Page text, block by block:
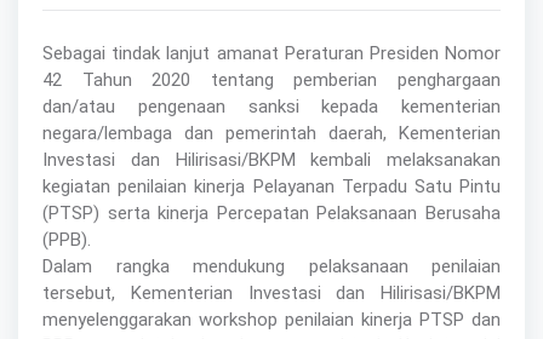
Sebagai tindak lanjut amanat Peraturan Presiden Nomor
42 Tahun 2020 tentang pemberian penghargaan
dan/atau pengenaan sanksi kepada kementerian
negara/lembaga dan pemerintah daerah, Kementerian
Investasi dan Hilirisasi/BKPM kembali melaksanakan
kegiatan penilaian kinerja Pelayanan Terpadu Satu Pintu
(PTSP) serta kinerja Percepatan Pelaksanaan Berusaha
(PPB).
Dalam rangka mendukung pelaksanaan penilaian
tersebut, Kementerian Investasi dan Hilirisasi/BKPM
menyelenggarakan workshop penilaian kinerja PTSP dan